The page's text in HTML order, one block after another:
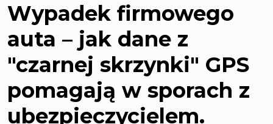
Wypadek firmowego
auta – jak dane z
"czarnej skrzynki" GPS
pomagają w sporach z
ubezpieczycielem.